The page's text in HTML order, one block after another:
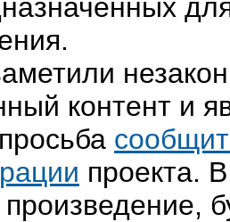
контент и
проекта.